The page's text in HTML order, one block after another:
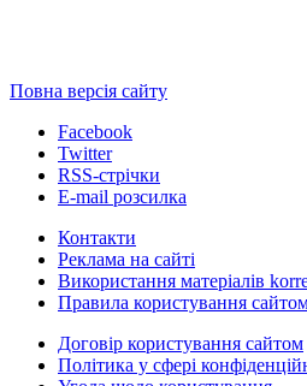
Повна версія сайту
Facebook
Twitter
RSS-стрічки
E-mail розсилка
Контакти
Реклама на сайті
Використання матеріалів
Правила користування
Договір користування сайтом
Політика у сфері